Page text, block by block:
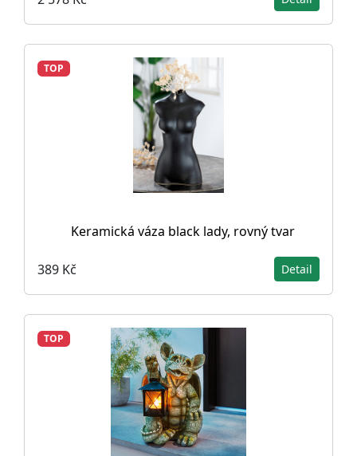
TOP
Keramická váza black lady, rovný tvar
389 Kč Detail
TOP